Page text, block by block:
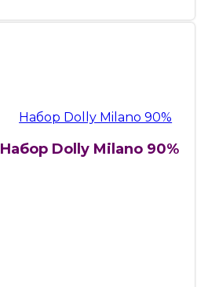
Набор Dolly Milano 90%